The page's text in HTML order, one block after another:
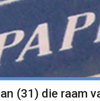
(31) die raam